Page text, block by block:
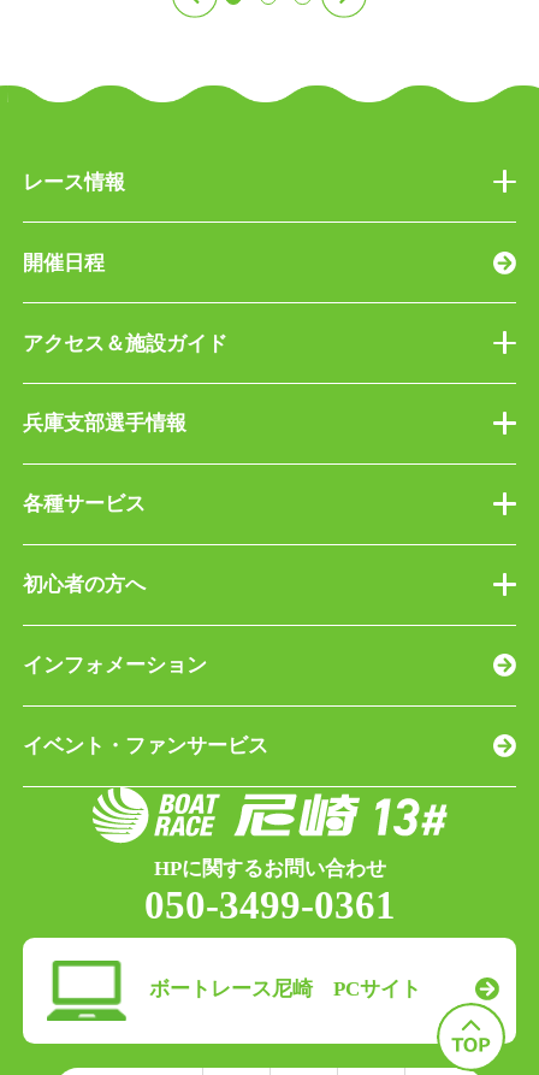
レース情報
開催日程
アクセス＆施設ガイド
兵庫支部選手情報
各種サービス
初心者の方へ
インフォメーション
イベント・ファンサービス
HPに関するお問い合わせ
050-3499-0361
ボートレース尼崎 PCサイト